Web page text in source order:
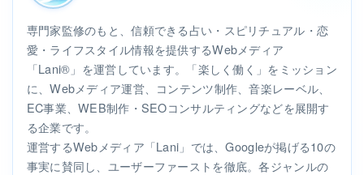
専門家監修のもと、信頼できる占い・スピリチュアル・恋
愛・ライフスタイル情報を提供するWebメディア
「Lani®」を運営しています。「楽しく働く」をミッション
に、Webメディア運営、コンテンツ制作、音楽レーベル、
EC事業、WEB制作・SEOコンサルティングなどを展開す
る企業です。
運営するWebメディア「Lani」では、Googleが掲げる10の
事実に賛同し、ユーザーファーストを徹底。各ジャンルの